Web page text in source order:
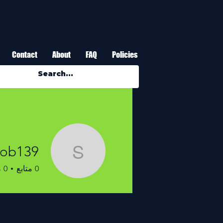
Contact About FAQ Policies
0 متابع 0